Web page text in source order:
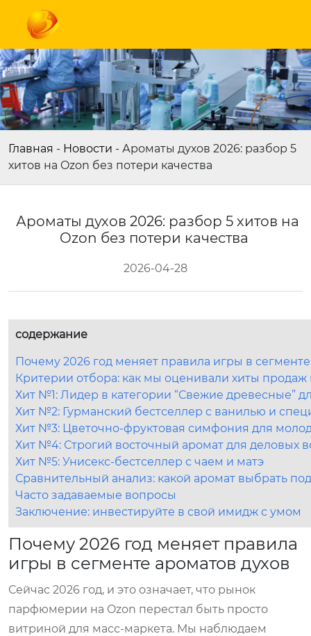
Главная - Новости - Ароматы духов 2026: разбор 5
хитов на Ozon без потери качества
Ароматы духов 2026: разбор 5 хитов на
Ozon без потери качества
2026-04-28
содержание
Почему 2026 год меняет правила игры в
Критерии отбора: как мы оценивали хиты продаж
Хит №1: Лидер в категории “Свежие древесные”
Хит №2: Гурманский бестселлер с ванилью и
Хит №3: Цветочно-фруктовая симфония для
Хит №4: Строгий восточный аромат для деловых
Хит №5: Унисекс-бестселлер с чаем и матэ
Сравнительный анализ: какой аромат выбрать
Часто задаваемые вопросы
Заключение: инвестируйте в свой имидж с умом
Почему 2026 год меняет правила
игры в сегменте ароматов духов
Сейчас 2026 год, и это означает, что рынок
парфюмерии на Ozon перестал быть просто
витриной для масс-маркета. Мы наблюдаем